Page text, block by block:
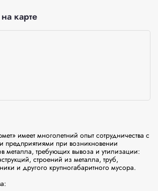
карте
имеет многолетний опыт сотрудничества с
предприятиями при возникновении
металла, требующих вывоза и утилизации:
строений из металла, труб,
и другого крупногабаритного мусора.